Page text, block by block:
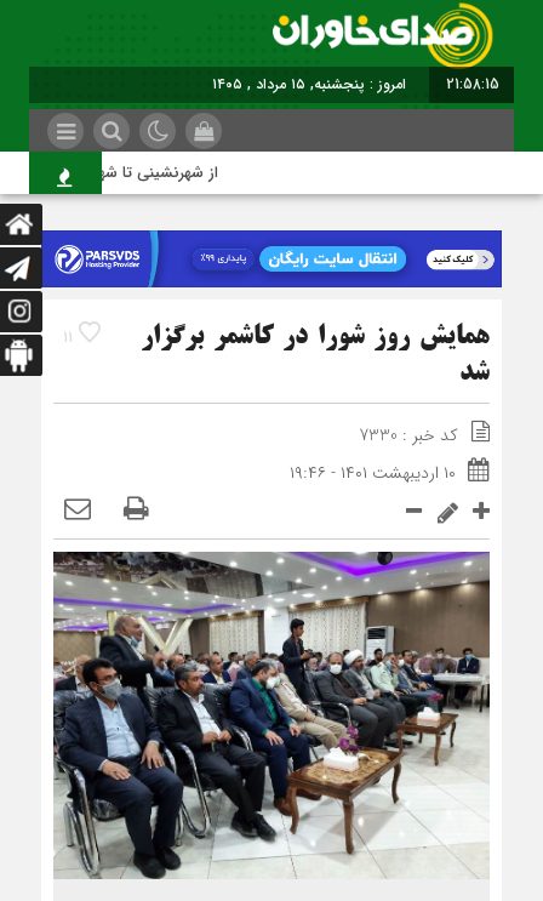
21:58:16 امروز : پنجشنبه, ۱۵ مرداد , ۱۴۰۵
از شهرنشینی تا شهروندی
11
همایش روز شورا در کاشمر برگزار
شد
کد خبر : 7330
۱۰ اردیبهشت ۱۴۰۱ - ۱۹:۴۶